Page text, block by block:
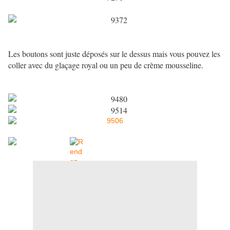
Les boutons sont juste déposés sur le dessus mais vous pouvez les
coller avec du glaçage royal ou un peu de crème mousseline.